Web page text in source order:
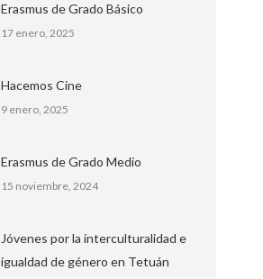
Erasmus de Grado Básico
17 enero, 2025
Hacemos Cine
9 enero, 2025
Erasmus de Grado Medio
15 noviembre, 2024
Jóvenes por la interculturalidad e
igualdad de género en Tetuán